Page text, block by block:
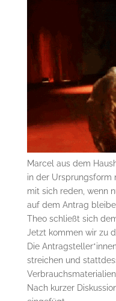
Marcel aus dem
in der Ursprungsform
mit sich reden, wenn
auf dem Antrag
Theo schließt sich
Jetzt kommen wir zu
Die
streichen und
Nach kurzer